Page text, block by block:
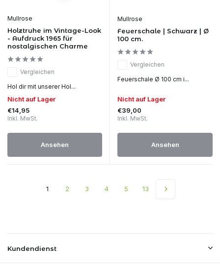
Mullrose
Holztruhe im Vintage-Look
- Aufdruck 1965 für
nostalgischen Charme
Vergleichen
Hol dir mit unserer Hol...
Nicht auf Lager
€14,95
Inkl. MwSt.
Ansehen
Mullrose
Feuerschale | Schwarz | Ø
100 cm.
Vergleichen
Feuerschale Ø 100 cm i...
Nicht auf Lager
€39,00
Inkl. MwSt.
Ansehen
1 2 3 4 5 13
Kundendienst